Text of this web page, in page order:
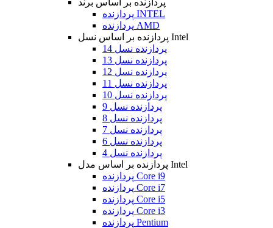
پردازنده بر اساس برند
پردازنده INTEL
پردازنده AMD
پردازنده بر اساس نسل Intel
پردازنده نسل 14
پردازنده نسل 13
پردازنده نسل 12
پردازنده نسل 11
پردازنده نسل 10
پردازنده نسل 9
پردازنده نسل 8
پردازنده نسل 7
پردازنده نسل 6
پردازنده نسل 4
پردازنده بر اساس مدل Intel
پردازنده Core i9
پردازنده Core i7
پردازنده Core i5
پردازنده Core i3
پردازنده Pentium